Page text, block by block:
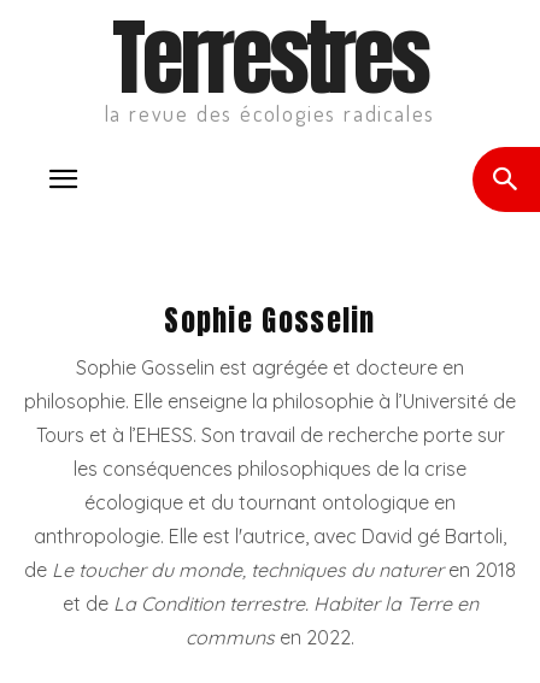
Terrestres
la revue des écologies radicales
Sophie Gosselin
Sophie Gosselin est agrégée et docteure en
philosophie. Elle enseigne la philosophie à l’Université de
Tours et à l’EHESS. Son travail de recherche porte sur
les conséquences philosophiques de la crise
écologique et du tournant ontologique en
anthropologie. Elle est l'autrice, avec David gé Bartoli,
de Le toucher du monde, techniques du natureren 2018
et de La Condition terrestre. Habiter la Terre en
communs en 2022.